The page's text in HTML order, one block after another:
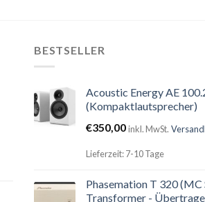
BESTSELLER
Acoustic Energy AE
(Kompaktlautsprecher)
€350,00inkl. MwSt.
Lieferzeit: 7-10 Tage
Phasemation T 320 (MC
Transformer -